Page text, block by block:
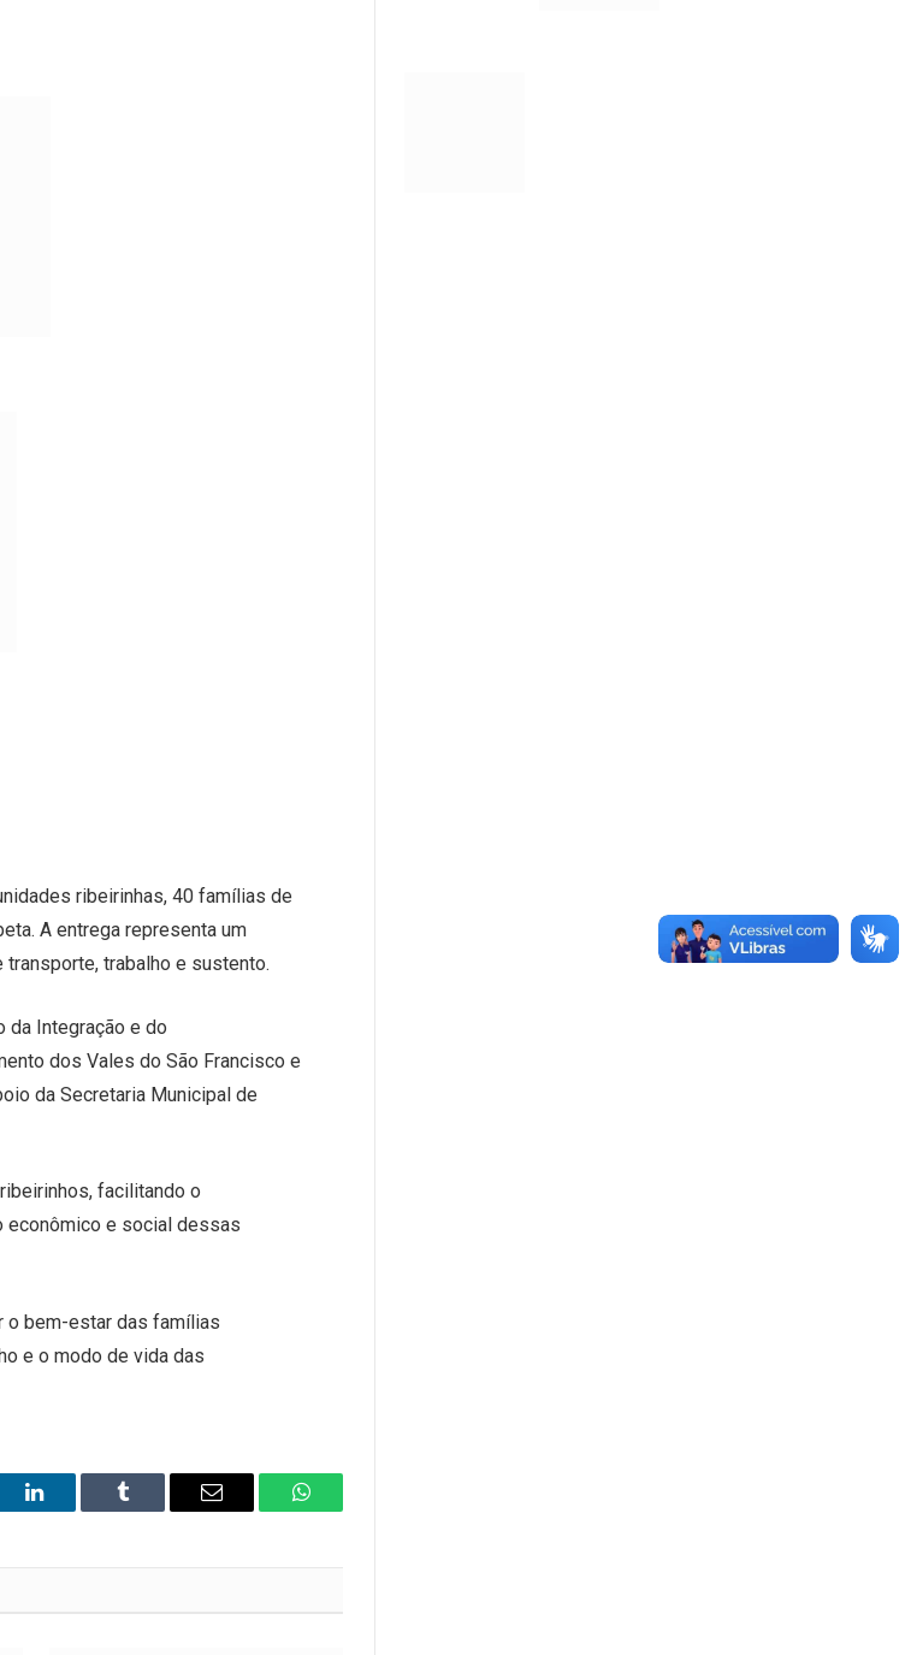
ribeirinhas, 40 famílias de
A entrega representa um
trabalho e sustento.
da Integração e do
dos Vales do São Francisco e
da Secretaria Municipal de
facilitando o
econômico e social dessas
o bem-estar das famílias
e o modo de vida das
LinkedIn Tumblr Email WhatsApp